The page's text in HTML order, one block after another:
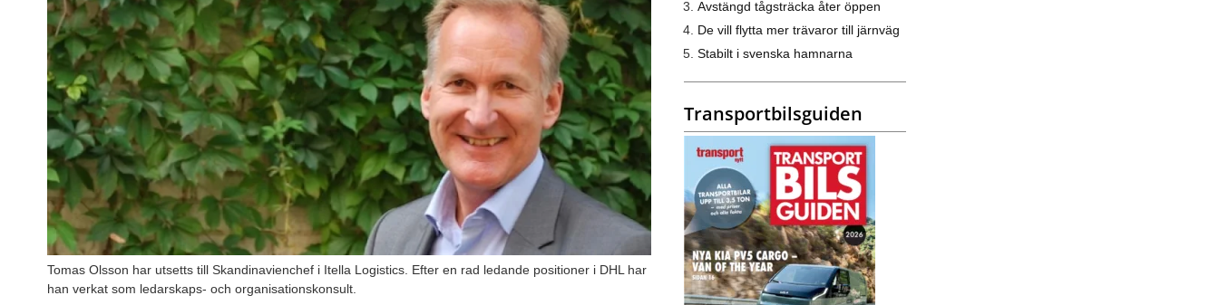
Tomas Olsson har utsetts till Skandinavienchef i Itella Logistics. Efter en rad ledande positioner i DHL har
han verkat som ledarskaps- och organisationskonsult.
Avstängd tågsträcka åter öppen
De vill flytta mer trävaror till järnväg
Stabilt i svenska hamnarna
Transportbilsguiden